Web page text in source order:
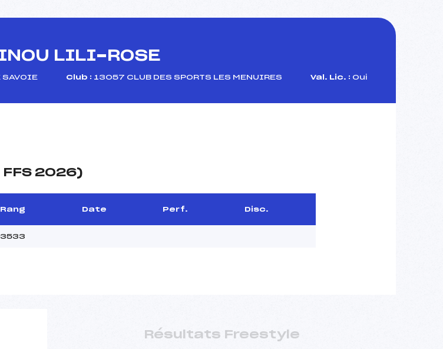
LILI-ROSE
SAVOIE Club : 13057 CLUB DES SPORTS LES MENUIRES Val. Lic. : Oui
FFS 2026)
Rang Date Perf. Disc.
3533
Résultats Freestyle